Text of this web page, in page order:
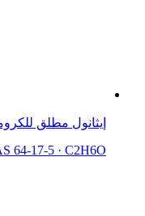
إيثانول مطلق
64-17-5 · C2H6O